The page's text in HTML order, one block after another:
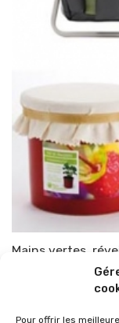
Pour offrir les
Mains vertes,
TOP-PARENTS